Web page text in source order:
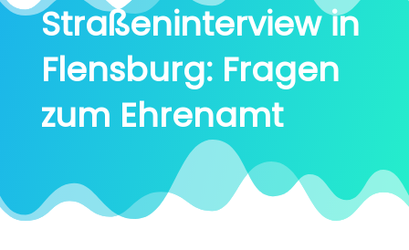
Straßeninterview in
Flensburg: Fragen
zum Ehrenamt